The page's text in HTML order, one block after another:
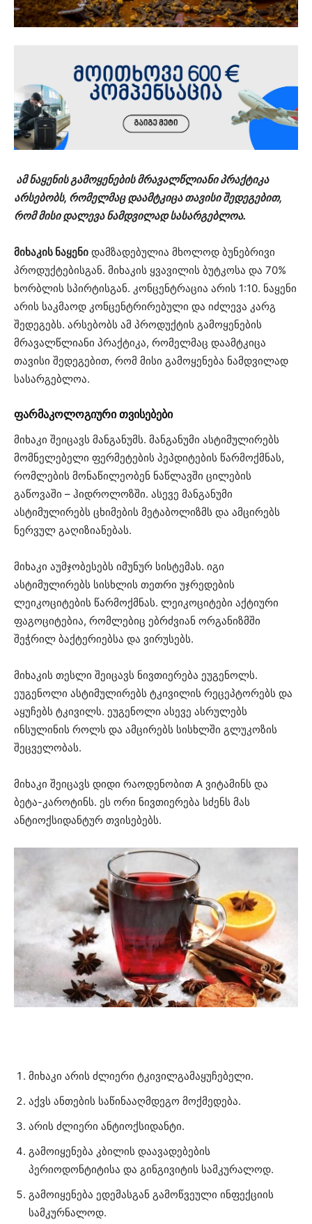
ამ ნაყენის გამოყენების მრავალწლიანი პრაქტიკა
არსებობს, რომელმაც დაამტკიცა თავისი შედეგებით,
რომ მისი დალევა ნამდვილად სასარგებლოა.
მიხაკის ნაყენი დამზადებულია მხოლოდ ბუნებრივი
პროდუქტებისგან. მიხაკის ყვავილის ბუტკოსა და 70%
ხორბლის სპირტისგან. კონცენტრაცია არის 1:10. ნაყენი
არის საკმაოდ კონცენტრირებული და იძლევა კარგ
შედეგებს. არსებობს ამ პროდუქტის გამოყენების
მრავალწლიანი პრაქტიკა, რომელმაც დაამტკიცა
თავისი შედეგებით, რომ მისი გამოყენება ნამდვილად
სასარგებლოა.
ფარმაკოლოგიური თვისებები
მიხაკი შეიცავს მანგანუმს. მანგანუმი ასტიმულირებს
მომნელებელი ფერმეტების პეპდიტების წარმოქმნას,
რომლების მონაწილეობენ ნაწლავში ცილების
გაწოვაში – ჰიდროლოზში. ასევე მანგანუმი
ასტიმულირებს ცხიმების მეტაბოლიზმს და ამცირებს
ნერვულ გაღიზიანებას.
მიხაკი აუმჯობესებს იმუნურ სისტემას. იგი
ასტიმულირებს სისხლის თეთრი უჯრედების
ლეიკოციტების წარმოქმნას. ლეიკოციტები აქტიური
ფაგოციტებია, რომლებიც ებრძვიან ორგანიზმში
შეჭრილ ბაქტერიებსა და ვირუსებს.
მიხაკის თესლი შეიცავს ნივთიერება ეუგენოლს.
ეუგენოლი ასტიმულირებს ტკივილის რეცეპტორებს და
აყუჩებს ტკივილს. ეუგენოლი ასევე ასრულებს
ინსულინის როლს და ამცირებს სისხლში გლუკოზის
შეცველობას.
მიხაკი შეიცავს დიდი რაოდენობით A ვიტამინს და
ბეტა-კაროტინს. ეს ორი ნივთიერება სძენს მას
ანტიოქსიდანტურ თვისებებს.
მიხაკი არის ძლიერი ტკივილგამაყუჩებელი.
აქვს ანთების საწინააღმდეგო მოქმედება.
არის ძლიერი ანტიოქსიდანტი.
გამოიყენება კბილის დაავადებების
პერიოდონტიტისა და გინგივიტის სამკურალოდ.
გამოიყენება ედემასგან გამოწვეული ინფექციის
სამკურნალოდ.